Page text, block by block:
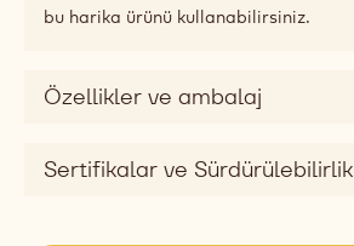
bu harika ürünü kullanabilirsiniz.
Özellikler ve ambalaj
Sertifikalar ve Sürdürülebilirlik